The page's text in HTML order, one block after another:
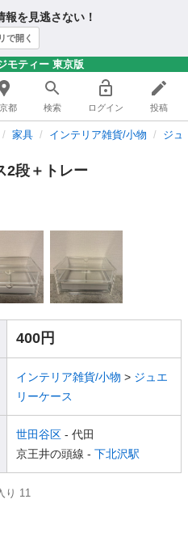
を見逃さない！
で開く
モティー 東京版
都 検索 ログイン 投稿
家具 インテリア雑貨/小物 ジュ
2段＋トレー
400円
インテリア雑貨/小物 > ジュエ
リーケース
世田谷区 - 代田
京王井の頭線 - 下北沢駅
り 11